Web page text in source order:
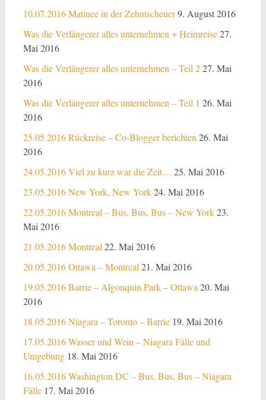
10.07.2016 Matinee in der Zehntscheuer9. August 2016
Was die Verlängerer alles unternehmen + Heimreise27.
Mai 2016
Was die Verlängerer alles unternehmen – Teil 227. Mai
2016
Was die Verlängerer alles unternehmen – Teil 1 26. Mai
2016
25.05.2016 Rückreise – Co-Blogger berichten 26. Mai
2016
24.05.2016 Viel zu kurz war die Zeit… 25. Mai 2016
23.05.2016 New York, New York24. Mai 2016
22.05.2016 Montreal – Bus, Bus, Bus – New York23.
Mai 2016
21.05.2016 Montreal 22. Mai 2016
20.05.2016 Ottawa – Montreal 21. Mai 2016
19.05.2016 Barrie – Algonquin Park – Ottawa 20. Mai
2016
18.05.2016 Niagara – Toronto – Barrie 19. Mai 2016
17.05.2016 Wasser und Wein – Niagara Fälle und
Umgebung 18. Mai 2016
16.05.2016 Washington DC – Bus, Bus, Bus – Niagara
Fälle 17. Mai 2016